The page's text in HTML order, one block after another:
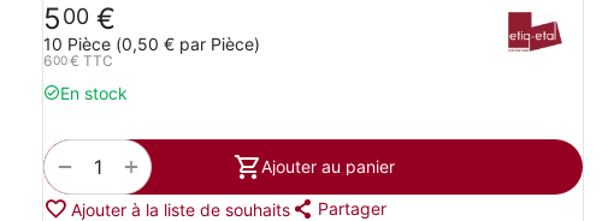
500 €
10 Pièce (0,50 € par Pièce)
600€ TTC
En stock
+
− Ajouter au panier
Ajouter à la liste de souhaits Partager